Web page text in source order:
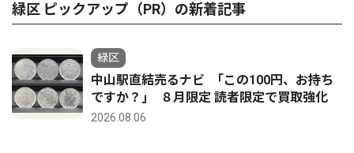
緑区 ピックアップ（PR）の新着記事
緑区
中山駅直結売るナビ ｢この100円、お持ち
ですか？｣ ８月限定 読者限定で買取強化
2026.08.06